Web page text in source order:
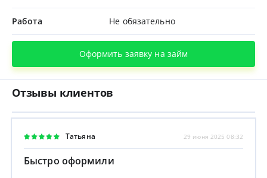
Работа Не обязательно
Оформить заявку на займ
Отзывы клиентов
Татьяна 29 июня 2025 08:32
Быстро оформили